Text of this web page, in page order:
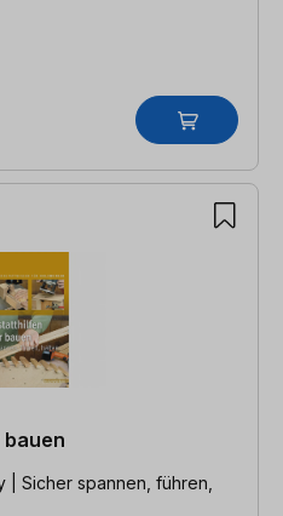
Sicher spannen, führen,